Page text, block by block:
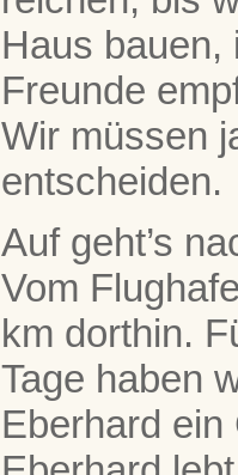
Haus bauen,
Freunde
Wir müssen
entscheiden.
Auf geht’s
Vom
km dorthin.
Tage haben
Eberhard